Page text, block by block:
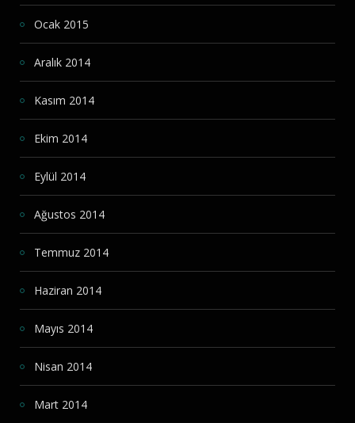
Ocak 2015
Aralık 2014
Kasım 2014
Ekim 2014
Eylül 2014
Ağustos 2014
Temmuz 2014
Haziran 2014
Mayıs 2014
Nisan 2014
Mart 2014